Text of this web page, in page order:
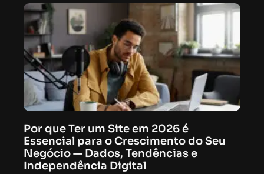
Por que Ter um Site em 2026 é
Essencial para o Crescimento do Seu
Negócio — Dados, Tendências e
Independência Digital